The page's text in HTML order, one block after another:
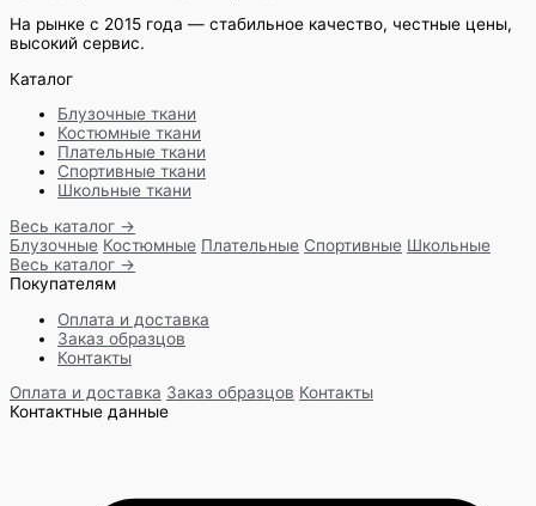
На рынке с 2015 года — стабильное качество, честные цены,
высокий сервис.
Каталог
Блузочные ткани
Костюмные ткани
Плательные ткани
Спортивные ткани
Школьные ткани
Весь каталог →
Блузочные Костюмные Плательные Спортивные Школьные
Весь каталог →
Покупателям
Оплата и доставка
Заказ образцов
Контакты
Оплата и доставка Заказ образцов Контакты
Контактные данные